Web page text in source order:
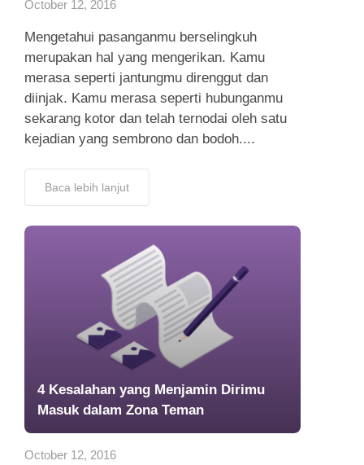
October 12, 2016
Mengetahui pasanganmu berselingkuh
merupakan hal yang mengerikan. Kamu
merasa seperti jantungmu direnggut dan
diinjak. Kamu merasa seperti hubunganmu
sekarang kotor dan telah ternodai oleh satu
kejadian yang sembrono dan bodoh....
Baca lebih lanjut
4 Kesalahan yang Menjamin Dirimu
Masuk dalam Zona Teman
October 12, 2016